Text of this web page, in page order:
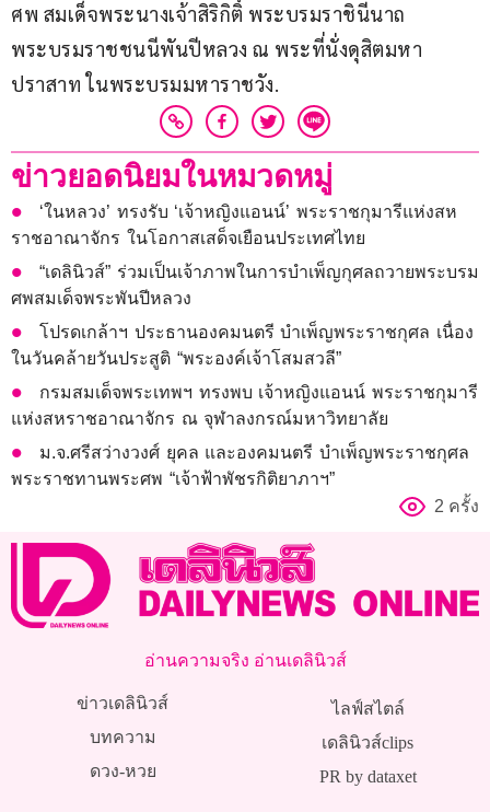
ศพ สมเด็จพระนางเจ้าสิริกิติ์ พระบรมราชินีนาถ
พระบรมราชชนนีพันปีหลวง ณ พระที่นั่งดุสิตมหา
ปราสาท ในพระบรมมหาราชวัง.
ข่าวยอดนิยมในหมวดหมู่
‘ในหลวง’ ทรงรับ ‘เจ้าหญิงแอนน์’ พระราชกุมารีแห่งสห
ราชอาณาจักร ในโอกาสเสด็จเยือนประเทศไทย
“เดลินิวส์” ร่วมเป็นเจ้าภาพในการบำเพ็ญกุศลถวายพระบรม
ศพสมเด็จพระพันปีหลวง
โปรดเกล้าฯ ประธานองคมนตรี บำเพ็ญพระราชกุศล เนื่อง
ในวันคล้ายวันประสูติ “พระองค์เจ้าโสมสวลี”
กรมสมเด็จพระเทพฯ ทรงพบ เจ้าหญิงแอนน์ พระราชกุมารี
แห่งสหราชอาณาจักร ณ จุฬาลงกรณ์มหาวิทยาลัย
ม.จ.ศรีสว่างวงศ์ ยุคล และองคมนตรี บำเพ็ญพระราชกุศล
พระราชทานพระศพ “เจ้าฟ้าพัชรกิติยาภาฯ”
2 ครั้ง
อ่านความจริง อ่านเดลินิวส์
ข่าวเดลินิวส์
บทความ
ดวง-หวย
ไลฟ์สไตล์
เดลินิวส์clips
PR by dataxet